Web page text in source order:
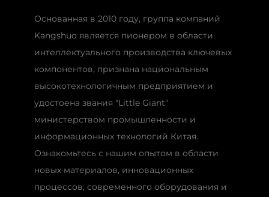
Основанная в 2010 году, группа компаний
Kangshuo является пионером в области
интеллектуального производства ключевых
компонентов, признана национальным
высокотехнологичным предприятием и
удостоена звания "Little Giant"
министерством промышленности и
информационных технологий Китая.
Ознакомьтесь с нашим опытом в области
новых материалов, инновационных
процессов, современного оборудования и